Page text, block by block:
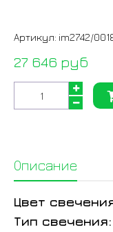
Артикул: im2742/
27 646 руб
Описание
Цвет
Тип свечения: